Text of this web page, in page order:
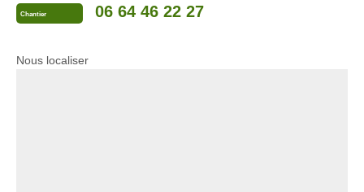
Chantier 06 64 46 22 27
Nous localiser